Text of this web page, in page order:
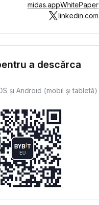
midas.appWhitePaper
linkedin.com
a descărca
și Android (mobil și tabletă)